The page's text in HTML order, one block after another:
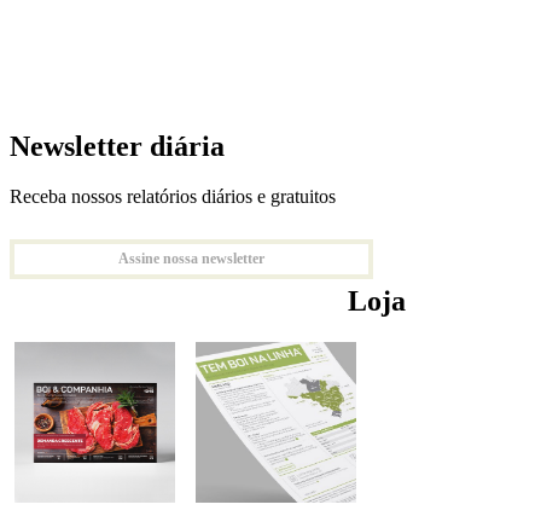
Newsletter diária
Receba nossos relatórios diários e gratuitos
Assine nossa newsletter
Loja